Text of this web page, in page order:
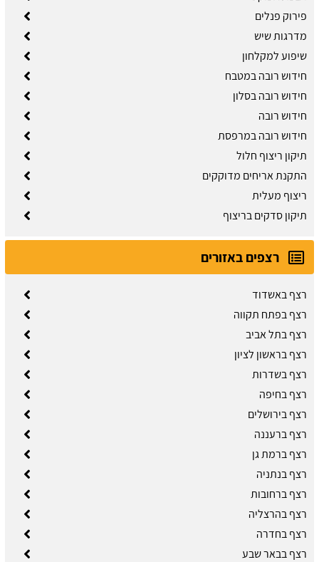
פירוק פנלים
מדרגות שיש
שיפוע למקלחון
חידוש רובה במטבח
חידוש רובה בסלון
חידוש רובה
חידוש רובה במרפסת
תיקון ריצוף חלול
התקנת אריחים מדוקקים
ריצוף מעלית
תיקון סדקים בריצוף
רצפים באזורים
רצף באשדוד
רצף בפתח תקווה
רצף בתל אביב
רצף בראשון לציון
רצף בשדרות
רצף בחיפה
רצף בירושלים
רצף ברעננה
רצף ברמת גן
רצף בנתניה
רצף ברחובות
רצף בהרצליה
רצף בחדרה
רצף בבאר שבע